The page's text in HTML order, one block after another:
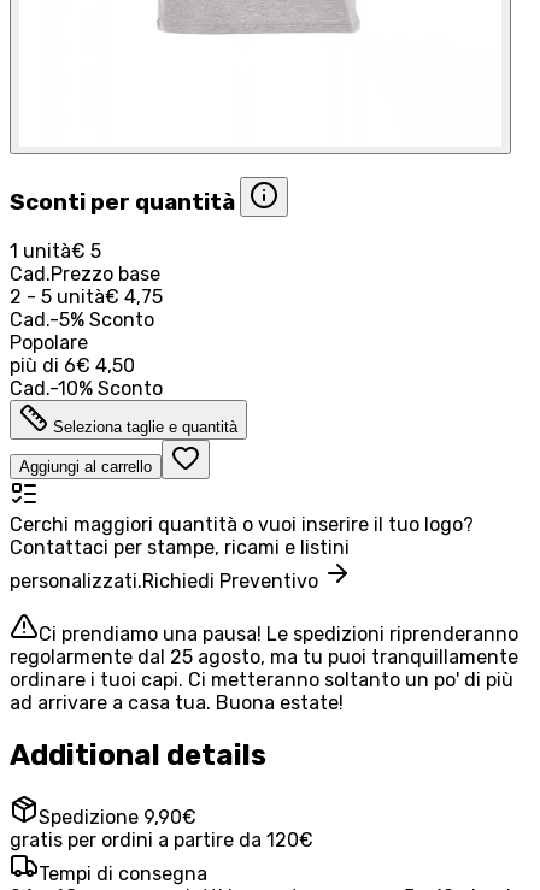
Sconti per quantità
1 unità€ 5
Cad.Prezzo base
2 - 5 unità€ 4,75
Cad.-5% Sconto
Popolare
più di 6€ 4,50
Cad.-10% Sconto
Seleziona taglie e quantità
Aggiungi al carrello
Cerchi maggiori quantità o vuoi inserire il tuo logo?
Contattaci per stampe, ricami e listini
personalizzati.Richiedi Preventivo
Ci prendiamo una pausa! Le spedizioni riprenderanno
regolarmente dal 25 agosto, ma tu puoi tranquillamente
ordinare i tuoi capi. Ci metteranno soltanto un po' di più
ad arrivare a casa tua. Buona estate!
Additional details
Spedizione 9,90€
gratis per ordini a partire da 120€
Tempi di consegna